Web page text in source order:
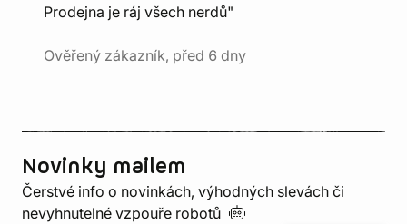
Prodejna je ráj všech nerdů"
Ověřený zákazník, před 6 dny
Novinky mailem
Čerstvé info o novinkách, výhodných slevách či
nevyhnutelné vzpouře robotů